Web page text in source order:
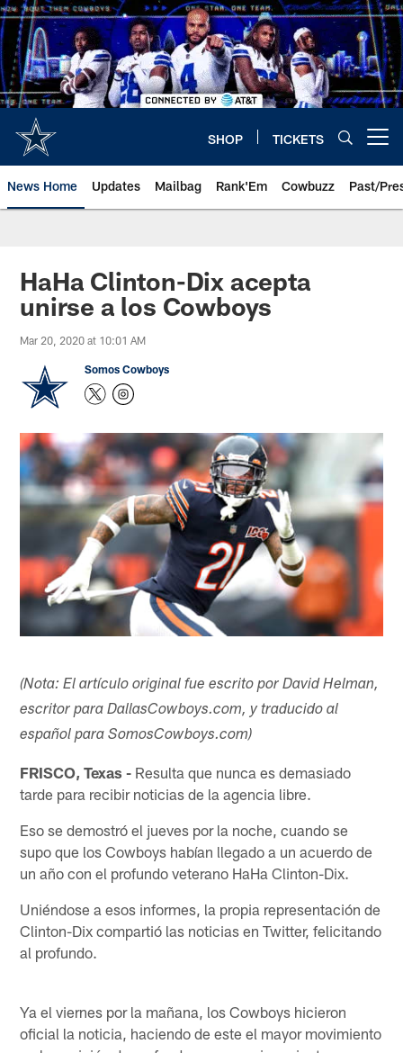
Skip
to
main
content
SHOP TICKETS
News Home Updates Mailbag Rank'Em Cowbuzz Past/
HaHa Clinton-Dix acepta
unirse a los Cowboys
Mar 20, 2020 at 10:01 AM
Somos Cowboys
(Nota: El artículo original fue escrito por David Helman,
escritor para DallasCowboys.com, y traducido al
español para SomosCowboys.com)​
FRISCO, Texas - Resulta que nunca es demasiado
tarde para recibir noticias de la agencia libre.
Eso se demostró el jueves por la noche, cuando se
supo que los Cowboys habían llegado a un acuerdo de
un año con el profundo veterano HaHa Clinton-Dix.
Uniéndose a esos informes, la propia representación de
Clinton-Dix compartió las noticias en Twitter, felicitando
al profundo.
Ya el viernes por la mañana, los Cowboys hicieron
oficial la noticia, haciendo de este el mayor movimiento